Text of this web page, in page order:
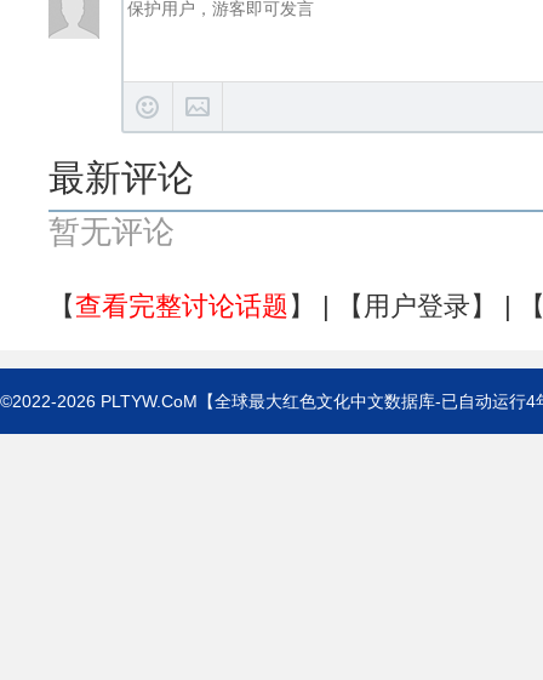
最新评论
暂无评论
【查看完整讨论话题】 | 【 用户登录】 |
©2022-2026 PLTYW.CoM 【全球最大红色文化中文数据库-已自动运行4